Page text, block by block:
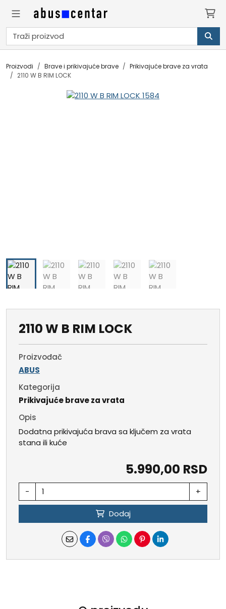
Proizvodi Brave i prikivajuće brave
Prikivajuće brave za vrata
2110 W B RIM LOCK
2110 W B RIM LOCK
Proizvođač
ABUS
Kategorija
Prikivajuće brave za vrata
Opis
Dodatna prikivajuća brava sa ključem za vrata
stana ili kuće
5.990,00 RSD
- +
Dodaj